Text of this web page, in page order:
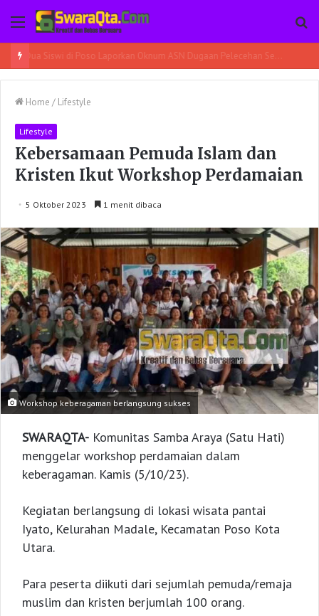
Menu
Home / Lifestyle
Lifestyle
Kebersamaan Pemuda Islam dan
Kristen Ikut Workshop Perdamaian
5 Oktober 2023 1 menit dibaca
Workshop keberagaman berlangsung sukses
SWARAQTA- Komunitas Samba Araya (Satu Hati)
menggelar workshop perdamaian dalam
keberagaman. Kamis (5/10/23).
Kegiatan berlangsung di lokasi wisata pantai
Iyato, Kelurahan Madale, Kecamatan Poso Kota
Utara.
Para peserta diikuti dari sejumlah pemuda/remaja
muslim dan kristen berjumlah 100 orang.